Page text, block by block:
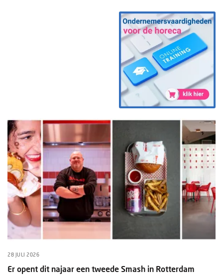
28 JULI 2026
Er opent dit najaar een tweede Smash in Rotterdam